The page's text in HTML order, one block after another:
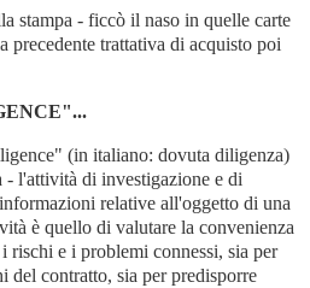
stampa - ficcò il naso in quelle carte
precedente trattativa di acquisto poi
(in italiano: dovuta diligenza)
l'attività di investigazione e di
relative all'oggetto di una
è quello di valutare la convenienza
rischi e i problemi connessi, sia per
del contratto, sia per predisporre